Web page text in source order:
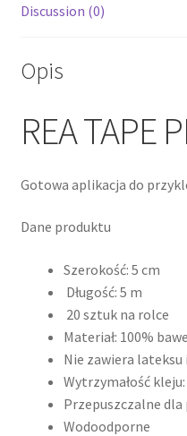
Discussion (0)
Opis
REA TAPE
Gotowa aplikacja do
Dane produktu
Szerokość: 5 cm
Długość: 5 m
20 sztuk na rolce
Materiał: 100%
Nie zawiera
Wytrzymałość
Przepuszczalne
Wodoodporne